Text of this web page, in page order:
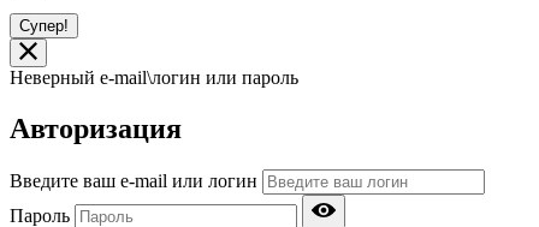
Супер!
Неверный e-mail\логин или пароль
Авторизация
Введите ваш e-mail или логин
Пароль